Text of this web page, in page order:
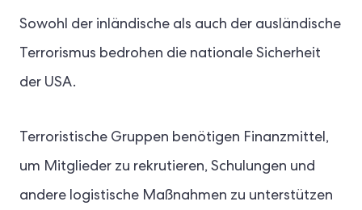
Sowohl der inländische als auch der ausländische
Terrorismus bedrohen die nationale Sicherheit
der USA.
Terroristische Gruppen benötigen Finanzmittel,
um Mitglieder zu rekrutieren, Schulungen und
andere logistische Maßnahmen zu unterstützen